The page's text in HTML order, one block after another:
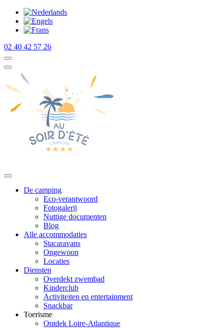
02 40 42 57 26
De camping
Eco-verantwoord
Fotogalerij
Nuttige documenten
Blog
Alle accommodaties
Stacaravans
Ongewoon
Locaties
Diensten
Overdekt zwembad
Kinderclub
Activiteiten en entertainment
Snackbar
Toerisme
Ontdek Loire-Atlantique